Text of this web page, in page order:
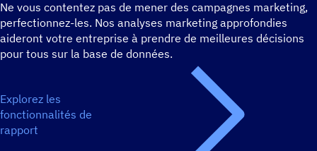
Ne vous contentez pas de mener des campagnes marketing,
perfectionnez-les. Nos analyses marketing approfondies
aideront votre entreprise à prendre de meilleures décisions
pour tous sur la base de données.
Explorez les
fonctionnalités de
rapport